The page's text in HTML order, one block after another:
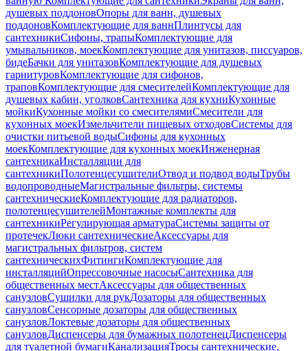
душевых поддоновОпоры для ванн, душевых
поддоновКомплектующие для ваннПлинтусы для
сантехникиСифоны, трапыКомплектующие для
умывальников, моекКомплектующие для унитазов, писсуаров,
бидеБачки для унитазовКомплектующие для душевых
гарнитуровКомплектующие для сифонов,
траповКомплектующие для смесителейКомплектующие для
душевых кабин, уголковСантехника для кухниКухонные
мойкиКухонные мойки со смесителямиСмесители для
кухонных моекИзмельчители пищевых отходовСистемы для
очистки питьевой водыСифоны для кухонных
моекКомплектующие для кухонных моекИнженерная
сантехникаИнсталляции для
сантехникиПолотенцесушителиОтвод и подвод водыТрубы
водопроводныеМагистральные фильтры, системы
сантехническиеКомплектующие для радиаторов,
полотенцесушителейМонтажные комплекты для
сантехникиРегулирующая арматураСистемы защиты от
протечекЛюки сантехническиеАксессуары для
магистральных фильтров, систем
сантехническихФитингиКомплектующие для
инсталляцийОпрессовочные насосыСантехника для
общественных местАксессуары для общественных
санузловСушилки для рукДозаторы для общественных
санузловСенсорные дозаторы для общественных
санузловЛоктевые дозаторы для общественных
санузловДиспенсеры для бумажных полотенецДиспенсеры
для туалетной бумагиКанализацияТросы сантехнические,